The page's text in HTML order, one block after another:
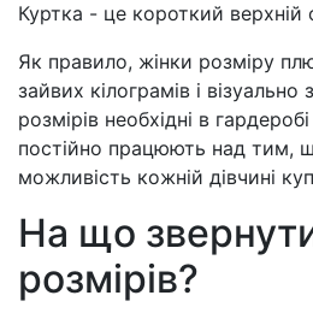
Куртка - це короткий верхній
Як правило, жінки розміру
зайвих кілограмів і
розмірів необхідні в
постійно працюють над тим,
можливість кожній дівчині
На що
розмірів?